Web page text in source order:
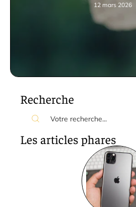
12 mars 2026
Recherche
Les articles phares